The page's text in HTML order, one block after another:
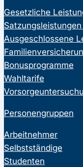
Gesetzliche
Ausgeschlossene
Bonusprogramme
Wahltarife
Personengruppen
Arbeitnehmer
Selbstständige
Studenten